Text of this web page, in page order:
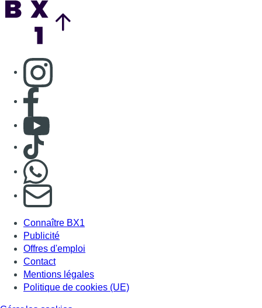
Consulter page Instagram
Consulter page Facebook
Consulter Youtube
Consulter TikTok
S'abonner à notre newsletter
Connaître BX1
Publicité
Offres d'emploi
Contact
Mentions légales
Politique de cookies (UE)